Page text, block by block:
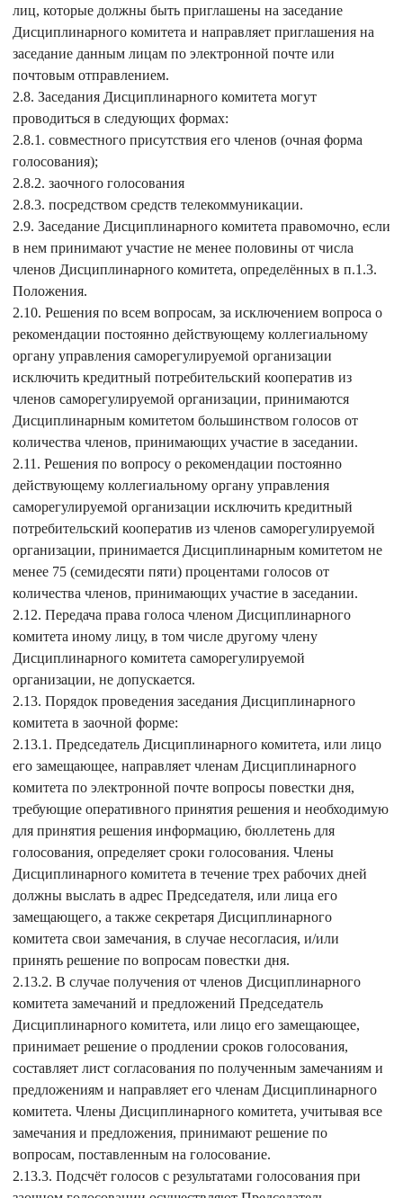
лиц, которые должны быть приглашены на заседание
Дисциплинарного комитета и направляет приглашения на
заседание данным лицам по электронной почте или
почтовым отправлением.
2.8. Заседания Дисциплинарного комитета могут
проводиться в следующих формах:
2.8.1. совместного присутствия его членов (очная форма
голосования);
2.8.2. заочного голосования
2.8.3. посредством средств телекоммуникации.
2.9. Заседание Дисциплинарного комитета правомочно, если
в нем принимают участие не менее половины от числа
членов Дисциплинарного комитета, определённых в п.1.3.
Положения.
2.10. Решения по всем вопросам, за исключением вопроса о
рекомендации постоянно действующему коллегиальному
органу управления саморегулируемой организации
исключить кредитный потребительский кооператив из
членов саморегулируемой организации, принимаются
Дисциплинарным комитетом большинством голосов от
количества членов, принимающих участие в заседании.
2.11. Решения по вопросу о рекомендации постоянно
действующему коллегиальному органу управления
саморегулируемой организации исключить кредитный
потребительский кооператив из членов саморегулируемой
организации, принимается Дисциплинарным комитетом не
менее 75 (семидесяти пяти) процентами голосов от
количества членов, принимающих участие в заседании.
2.12. Передача права голоса членом Дисциплинарного
комитета иному лицу, в том числе другому члену
Дисциплинарного комитета саморегулируемой
организации, не допускается.
2.13. Порядок проведения заседания Дисциплинарного
комитета в заочной форме:
2.13.1. Председатель Дисциплинарного комитета, или лицо
его замещающее, направляет членам Дисциплинарного
комитета по электронной почте вопросы повестки дня,
требующие оперативного принятия решения и необходимую
для принятия решения информацию, бюллетень для
голосования, определяет сроки голосования. Члены
Дисциплинарного комитета в течение трех рабочих дней
должны выслать в адрес Председателя, или лица его
замещающего, а также секретаря Дисциплинарного
комитета свои замечания, в случае несогласия, и/или
принять решение по вопросам повестки дня.
2.13.2. В случае получения от членов Дисциплинарного
комитета замечаний и предложений Председатель
Дисциплинарного комитета, или лицо его замещающее,
принимает решение о продлении сроков голосования,
составляет лист согласования по полученным замечаниям и
предложениям и направляет его членам Дисциплинарного
комитета. Члены Дисциплинарного комитета, учитывая все
замечания и предложения, принимают решение по
вопросам, поставленным на голосование.
2.13.3. Подсчёт голосов с результатами голосования при